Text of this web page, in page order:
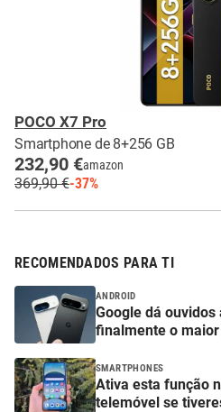
POCO X7 Pro
Smartphone de 8+256 GB
232,90 €amazon
369,90 €-37%
RECOMENDADOS PARA TI
ANDROID
Google dá
finalmente o
SMARTPHONES
Ativa esta função
telemóvel se